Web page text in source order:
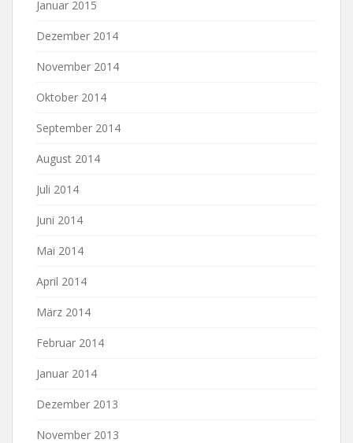
Januar 2015
Dezember 2014
November 2014
Oktober 2014
September 2014
August 2014
Juli 2014
Juni 2014
Mai 2014
April 2014
März 2014
Februar 2014
Januar 2014
Dezember 2013
November 2013